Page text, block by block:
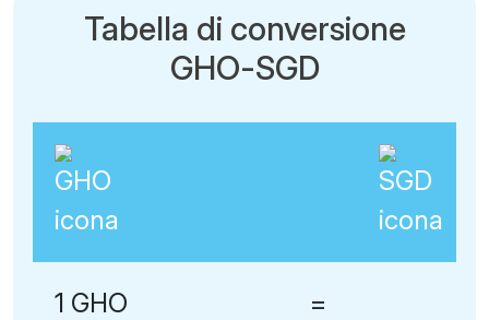
Tabella di conversione
GHO-SGD
1 GHO =